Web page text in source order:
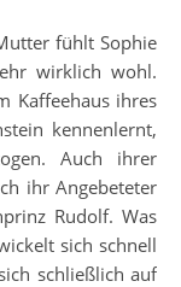
wirklich wohl.
Kaffeehaus ihres
kennenlernt,
Auch ihrer
ihr Angebeteter
Rudolf. Was
sich schnell
schließlich auf